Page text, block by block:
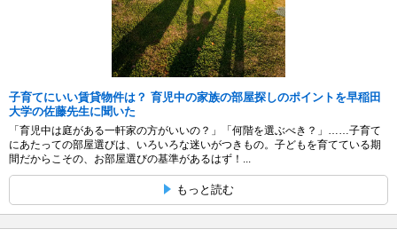
子育てにいい賃貸物件は？ 育児中の家族の部屋探しのポイントを早稲田
大学の佐藤先生に聞いた
「育児中は庭がある一軒家の方がいいの？」「何階を選ぶべき？」……子育て
にあたっての部屋選びは、いろいろな迷いがつきもの。子どもを育てている期
間だからこその、お部屋選びの基準があるはず！...
もっと読む